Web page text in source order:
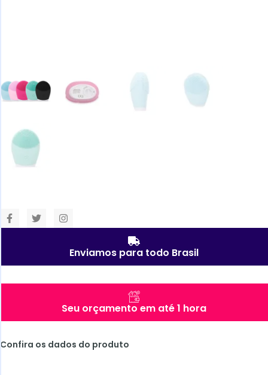
Enviamos para todo Brasil
Seu orçamento em até 1 hora
Confira os dados do produto